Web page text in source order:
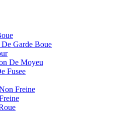
De Garde Boue
De Moyeu
Fusee
Freine